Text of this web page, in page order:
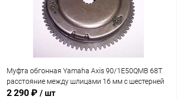
В избранное В наличии
Муфта обгонная Yamaha Axis 90/1E50QMB 68T
расстояние между шлицами 16 мм c шестерней
2 290 ₽ / шт